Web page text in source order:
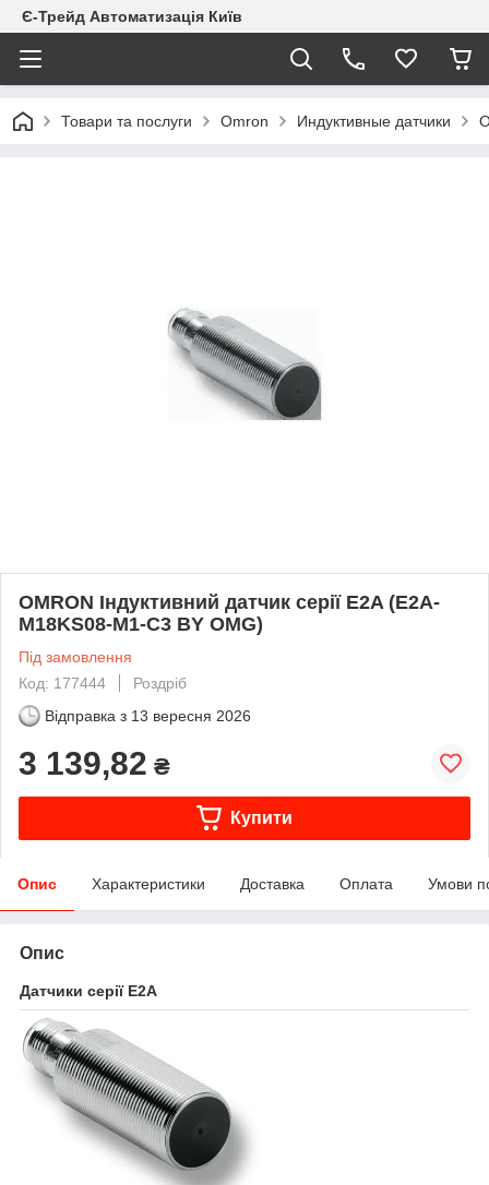
Є-Трейд Автоматизація Київ
Товари та послуги Omron Индуктивные датчики
OMRON Індуктивний датчик серії E2A (E2A-
M18KS08-M1-C3 BY OMG)
Під замовлення
Код: 177444
Роздріб
Відправка з 13 вересня 2026
3 139,82 ₴
Купити
Опис Характеристики Доставка Оплата Умови
Опис
Датчики серії E2A